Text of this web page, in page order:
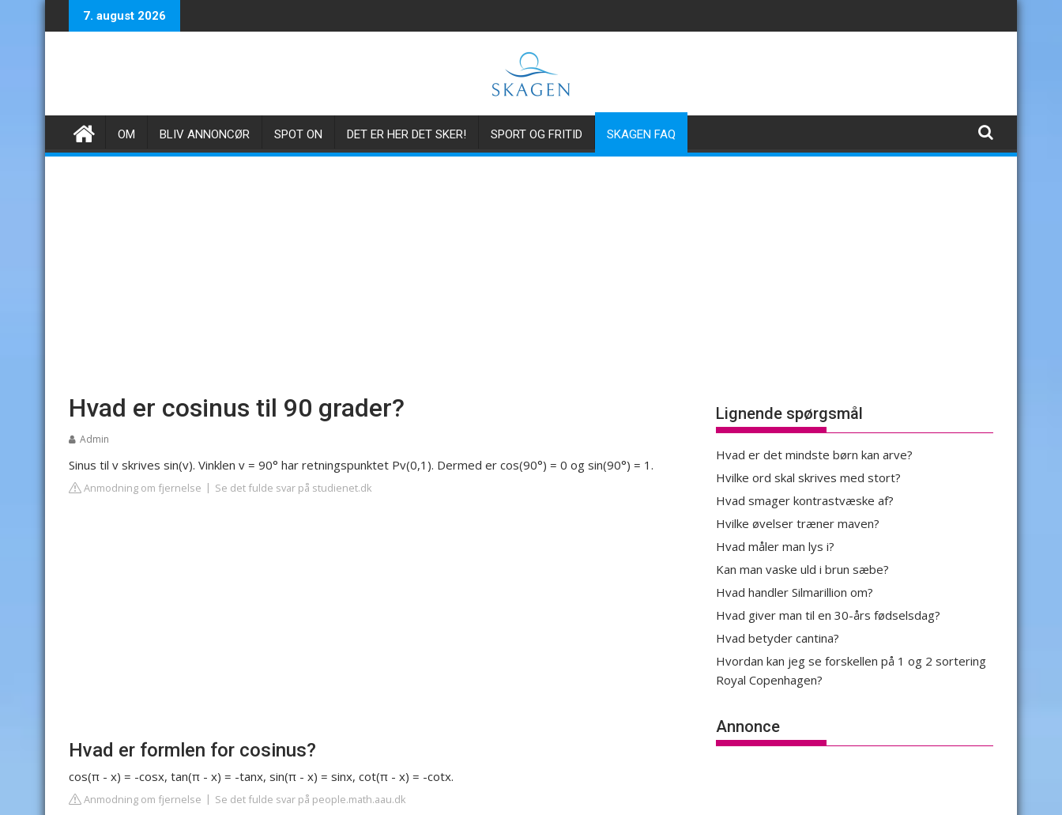
to
7. august 2026
OM BLIV ANNONCØR SPOT ON DET ER HER DET SKER! SPORT OG FRITID SKAGEN FAQ
Hvad er cosinus til 90 grader?
Admin
Sinus til v skrives sin(v). Vinklen v = 90° har retningspunktet Pv(0,1). Dermed er cos⁡(90°) = 0 og sin⁡(90°) = 1.
Anmodning om fjernelse Se det fulde svar på studienet.dk
Hvad er formlen for cosinus?
cos(π - x) = -cosx, tan(π - x) = -tanx, sin(π - x) = sinx, cot(π - x) = -cotx.
Anmodning om fjernelse Se det fulde svar på people.math.aau.dk
Lignende spørgsmål
Hvad er det mindste børn kan arve?
Hvilke ord skal skrives med stort?
Hvad smager kontrastvæske af?
Hvilke øvelser træner maven?
Hvad måler man lys i?
Kan man vaske uld i brun sæbe?
Hvad handler Silmarillion om?
Hvad giver man til en 30-års fødselsdag?
Hvad betyder cantina?
Hvordan kan jeg se forskellen på 1 og 2 sortering
Royal Copenhagen?
Annonce